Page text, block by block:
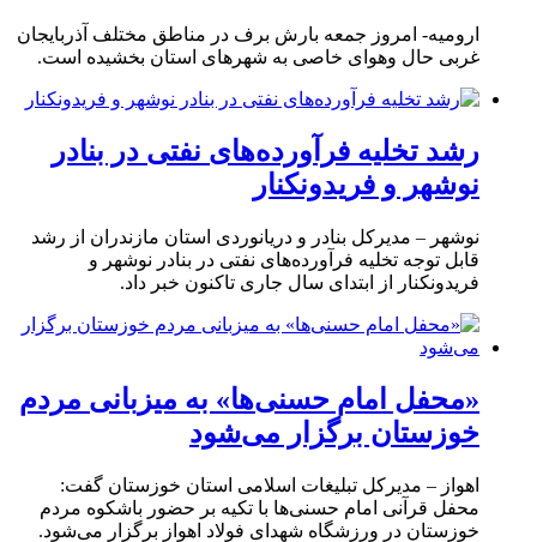
ارومیه- امروز جمعه بارش برف در مناطق مختلف آذربایجان
غربی حال وهوای خاصی به شهرهای استان بخشیده است.
رشد تخلیه فرآورده‌های نفتی در بنادر
نوشهر و فریدونکنار
نوشهر – مدیرکل بنادر و دریانوردی استان مازندران از رشد
قابل توجه تخلیه فرآورده‌های نفتی در بنادر نوشهر و
فریدونکنار از ابتدای سال جاری تاکنون خبر داد.
«محفل امام حسنی‌ها» به میزبانی مردم
خوزستان برگزار می‌شود
اهواز – مدیرکل تبلیغات اسلامی استان خوزستان گفت:
محفل قرآنی امام حسنی‌ها با تکیه بر حضور باشکوه مردم
خوزستان در ورزشگاه شهدای فولاد اهواز برگزار می‌شود.